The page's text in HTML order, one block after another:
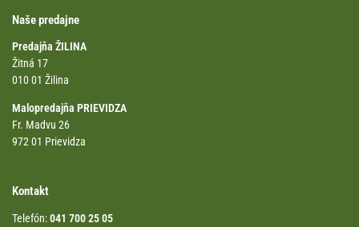
Naše predajne
Predajňa ŽILINA
Žitná 17
010 01 Žilina
Malopredajňa PRIEVIDZA
Fr. Madvu 26
972 01 Prievidza
Kontakt
Telefón:041 700 25 05